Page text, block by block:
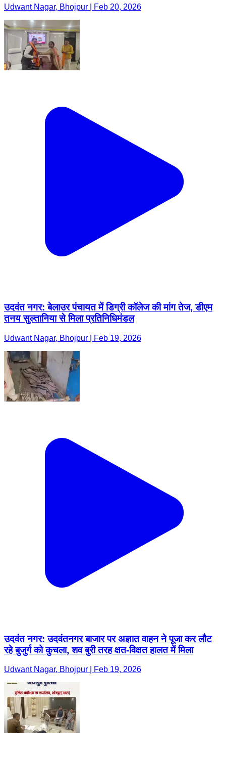
Udwant Nagar, Bhojpur | Feb 20, 2026
उदवंत नगर: बेलाउर पंचायत में डिग्री कॉलेज की मांग तेज, डीएम
तनय सुल्तानिया से मिला प्रतिनिधिमंडल
Udwant Nagar, Bhojpur | Feb 19, 2026
उदवंत नगर: उदवंतनगर बाजार पर अज्ञात वाहन ने पूजा कर लौट
रहे बुजुर्ग को कुचला, शव बुरी तरह क्षत-विक्षत हालत में मिला
Udwant Nagar, Bhojpur | Feb 19, 2026